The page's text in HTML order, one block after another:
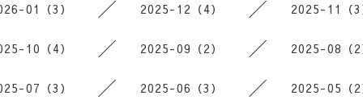
01（3） 2025-12（4） 2025-11（3
10（4） 2025-09（2） 2025-08（2
07（3） 2025-06（3） 2025-05（2